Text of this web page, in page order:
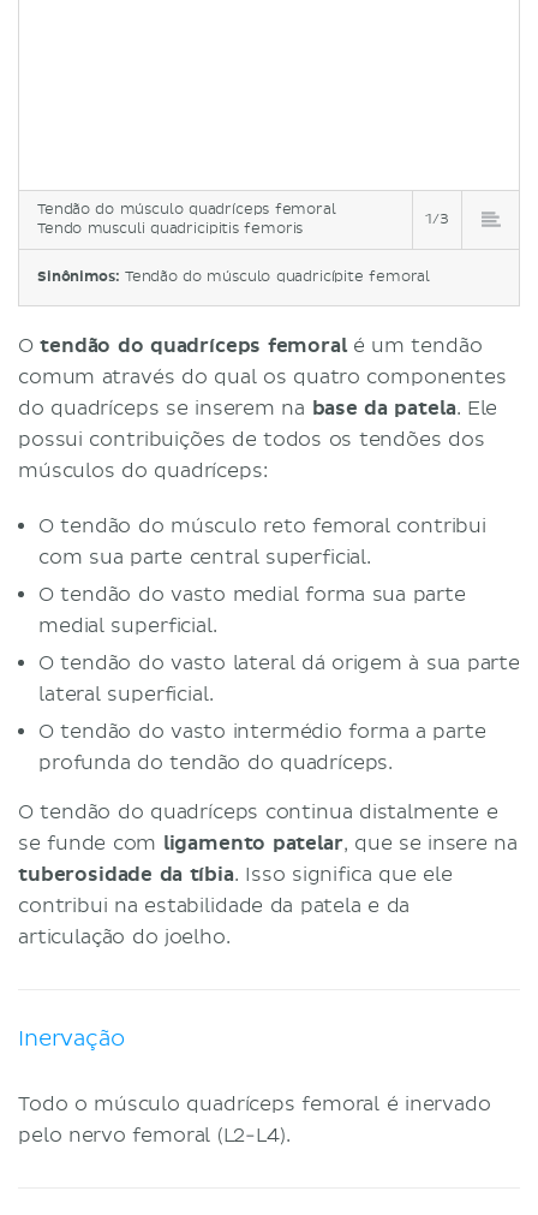
Tendão do músculo quadríceps femoral
Tendo musculi quadricipitis femoris
1/3
Sinônimos: Tendão do músculo quadricípite femoral
Otendão do quadríceps femoralé um tendão
comum através do qual os quatro componentes
do quadríceps se inserem na base da patela. Ele
possui contribuições de todos os tendões dos
músculos do quadríceps:
O tendão do músculo reto femoral contribui
com sua parte central superficial.
O tendão do vasto medial forma sua parte
medial superficial.
O tendão do vasto lateral dá origem à sua parte
lateral superficial.
O tendão do vasto intermédio forma a parte
profunda do tendão do quadríceps.
O tendão do quadríceps continua distalmente e
se funde com ligamento patelar, que se insere na
tuberosidade da tíbia. Isso significa que ele
contribui na estabilidade da patela e da
articulação do joelho.
Inervação
Todo o músculo quadríceps femoral é inervado
pelo nervo femoral (L2-L4).